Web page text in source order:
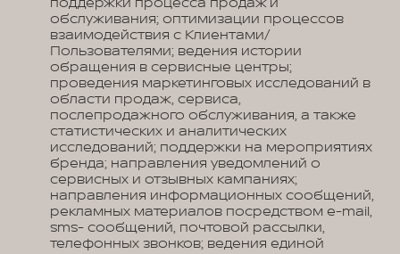
обслуживания; оптимизации процессов
взаимодействия с Клиентами/
Пользователями; ведения истории
обращения в сервисные центры;
проведения маркетинговых исследований в
области продаж, сервиса,
послепродажного обслуживания, а также
статистических и аналитических
исследований; поддержки на мероприятиях
бренда; направления уведомлений о
сервисных и отзывных кампаниях;
направления информационных сообщений,
рекламных материалов посредством e-mail,
sms- сообщений, почтовой рассылки,
телефонных звонков; ведения единой